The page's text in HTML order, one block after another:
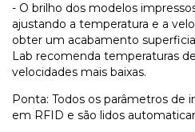
- O brilho dos modelos
ajustando a temperatura e a
obter um acabamento
Lab recomenda temperaturas
velocidades mais baixas.
Ponta: Todos os parâmetros de
em RFID e são lidos